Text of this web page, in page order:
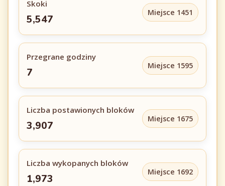
Skoki
5,547
Miejsce 1451
Przegrane godziny
7
Miejsce 1595
Liczba postawionych bloków
3,907
Miejsce 1675
Liczba wykopanych bloków
1,973
Miejsce 1692